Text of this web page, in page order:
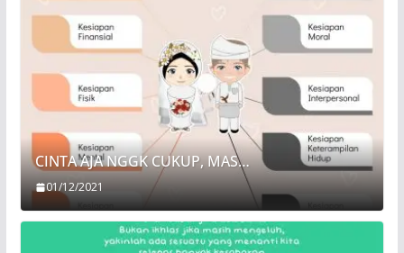
CINTA AJA NGGK CUKUP, MAS…
01/12/2021